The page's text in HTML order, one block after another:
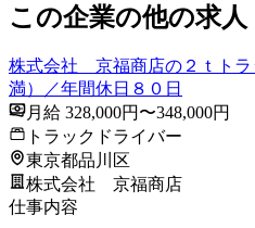
この企業の他の求人
株式会社 京福商店の２ｔトラ
満）／年間休日８０日
月給 328,000円〜348,000円
トラックドライバー
東京都品川区
株式会社 京福商店
仕事内容